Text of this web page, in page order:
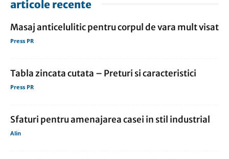
articole recente
Masaj anticelulitic pentru corpul de vara mult visat
Press PR
Tabla zincata cutata – Preturi si caracteristici
Press PR
Sfaturi pentru amenajarea casei in stil industrial
Alin